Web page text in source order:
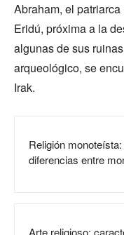
Abraham, el
Eridú, próxima a la
algunas de sus
arqueológico, se
Irak.
Religión
diferencias entre
Arte religioso: